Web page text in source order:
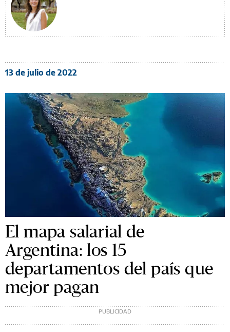
13 de julio de 2022
El mapa salarial de
Argentina: los 15
departamentos del país que
mejor pagan